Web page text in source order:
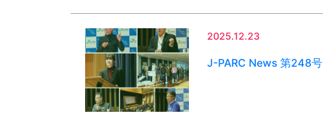
2025.12.23
J-PARC News 第248号